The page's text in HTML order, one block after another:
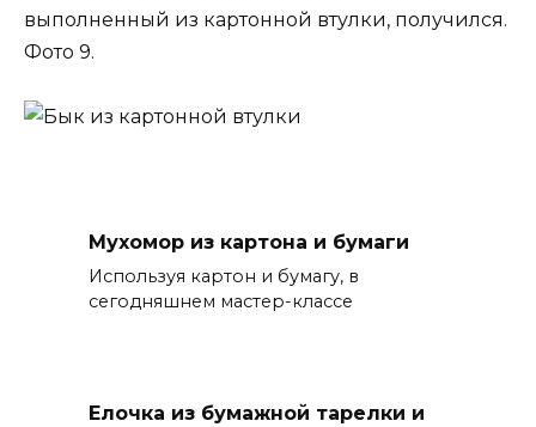
выполненный из картонной втулки, получился.
Фото 9.
Мухомор из картона и бумаги
Используя картон и бумагу, в
сегодняшнем мастер-классе
Елочка из бумажной тарелки и